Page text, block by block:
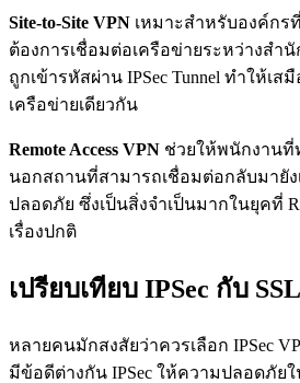
Site-to-Site VPN เหมาะสำหรับองค์กร
ต้องการเชื่อมต่อเครือข่ายระหว่างสำ
ถูกเข้ารหัสผ่าน IPSec Tunnel ทำให้เ
เครือข่ายเดียวกัน
Remote Access VPN ช่วยให้พนักงานที่
นอกสถานที่สามารถเชื่อมต่อกลับมายัง
ปลอดภัย ซึ่งเป็นสิ่งจำเป็นมากในยุคที่
เรื่องปกติ
เปรียบเทียบ IPSec กับ
หลายคนมักสงสัยว่าควรเลือก IPSec
มีข้อดีต่างกัน IPSec ให้ความปลอดภัยใ